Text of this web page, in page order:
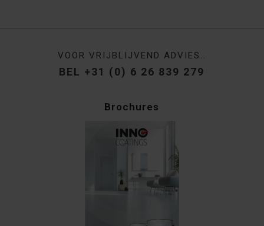
VOOR VRIJBLIJVEND ADVIES..
BEL +31 (0) 6 26 839 279
Brochures